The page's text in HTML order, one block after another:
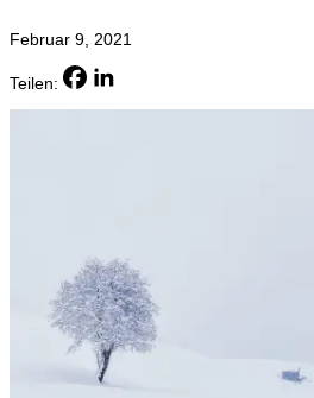
Februar 9, 2021
Teilen: